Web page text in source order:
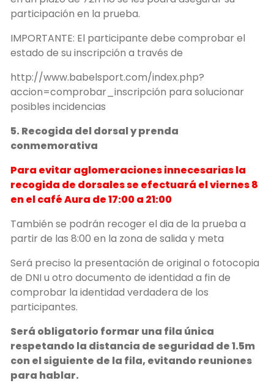
participación en la prueba.
IMPORTANTE: El participante debe comprobar el
estado de su inscripción a través de
http://www.babelsport.com/index.php?
accion=comprobar_inscripción para solucionar
posibles incidencias
5. Recogida del dorsal y prenda
conmemorativa
Para evitar aglomeraciones innecesarias la
recogida de dorsales se efectuará el viernes 8
en el café Aura de 17:00 a 21:00
También se podrán recoger el dia de la prueba a
partir de las 8:00 en la zona de salida y meta
Será preciso la presentación de original o fotocopia
de DNI u otro documento de identidad a fin de
comprobar la identidad verdadera de los
participantes.
Será obligatorio formar una fila única
respetando la distancia de seguridad de 1.5m
con el siguiente de la fila, evitando reuniones
para hablar.